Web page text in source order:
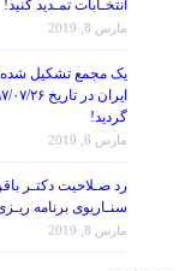
انتخـابات تمـدید کنید!
مارس 8, 2019
یک مجمع تشکیل شده
گردید!
مارس 8, 2019
رد صـلاحیت دکتـر
سنـاریوی برنامه
مارس 8, 2019